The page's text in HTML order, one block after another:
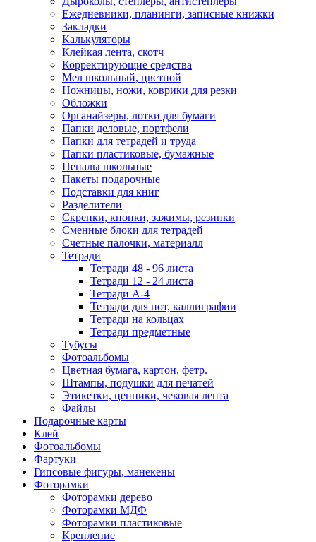
Ежедневники, планинги, записные книжки
Закладки
Калькуляторы
Клейкая лента, скотч
Корректирующие средства
Мел школьный, цветной
Ножницы, ножи, коврики для резки
Обложки
Органайзеры, лотки для бумаги
Папки деловые, портфели
Папки для тетрадей и труда
Папки пластиковые, бумажные
Пеналы школьные
Пакеты подарочные
Подставки для книг
Разделители
Скрепки, кнопки, зажимы, резинки
Сменные блоки для тетрадей
Счетные палочки, материалл
Тетради
Тетради 48 - 96 листа
Тетради 12 - 24 листа
Тетради А-4
Тетради для нот, каллиграфии
Тетради на кольцах
Тетради предметные
Тубусы
Фотоальбомы
Цветная бумага, картон, фетр.
Штампы, подушки для печатей
Этикетки, ценники, чековая лента
Файлы
Подарочные карты
Клей
Фотоальбомы
Фартуки
Гипсовые фигуры, манекены
Фоторамки
Фоторамки дерево
Фоторамки МДФ
Фоторамки пластиковые
Крепление